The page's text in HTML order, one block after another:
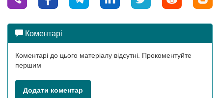
Коментарі
Коментарі до цього матеріалу відсутні. Прокоментуйте
першим
Додати коментар